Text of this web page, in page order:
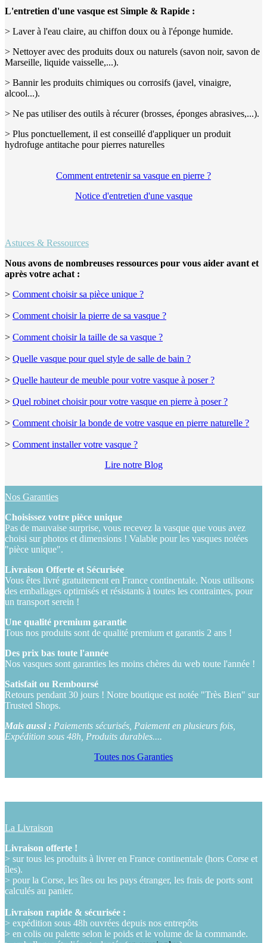
L'entretien d'une vasque est Simple & Rapide :
> Laver à l'eau claire, au chiffon doux ou à l'éponge humide.
> Nettoyer avec des produits doux ou naturels (savon noir, savon de
Marseille, liquide vaisselle,...).
> Bannir les produits chimiques ou corrosifs (javel, vinaigre,
alcool...).
> Ne pas utiliser des outils à récurer (brosses, éponges abrasives,...).
> Plus ponctuellement, il est conseillé d'appliquer un produit
hydrofuge antitache pour pierres naturelles
Comment entretenir sa vasque en pierre ?
Notice d'entretien d'une vasque
Astuces & Ressources
Nous avons de nombreuses ressources pour vous aider avant et
après votre achat :
> Comment choisir sa pièce unique ?
> Comment choisir la pierre de sa vasque ?
> Comment choisir la taille de sa vasque ?
> Quelle vasque pour quel style de salle de bain ?
> Quelle hauteur de meuble pour votre vasque à poser ?
> Quel robinet choisir pour votre vasque en pierre à poser ?
> Comment choisir la bonde de votre vasque en pierre naturelle ?
> Comment installer votre vasque ?
Lire notre Blog
Nos Garanties
Choisissez votre pièce unique
Pas de mauvaise surprise, vous recevez la vasque que vous avez
choisi sur photos et dimensions ! Valable pour les vasques notées
"pièce unique".
Livraison Offerte et Sécurisée
Vous êtes livré gratuitement en France continentale. Nous utilisons
des emballages optimisés et résistants à toutes les contraintes, pour
un transport serein !
Une qualité premium garantie
Tous nos produits sont de qualité premium et garantis 2 ans !
Des prix bas toute l'année
Nos vasques sont garanties les moins chères du web toute l'année !
Satisfait ou Remboursé
Retours pendant 30 jours ! Notre boutique est notée "Très Bien" sur
Trusted Shops.
Mais aussi : Paiements sécurisés, Paiement en plusieurs fois,
Expédition sous 48h, Produits durables....
Toutes nos Garanties
La Livraison
Livraison offerte !
> sur tous les produits à livrer en France continentale (hors Corse et
îles).
> pour la Corse, les îles ou les pays étranger, les frais de ports sont
calculés au panier.
Livraison rapide & sécurisée :
> expédition sous 48h ouvrées depuis nos entrepôts
> en colis ou palette selon le poids et le volume de la commande.